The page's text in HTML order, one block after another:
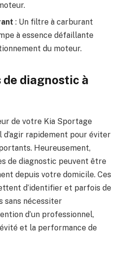
: Un filtre à carburant
à essence défaillante
du moteur.
diagnostic à
de votre Kia Sportage
d’agir rapidement pour éviter
Heureusement,
de diagnostic peuvent être
depuis votre domicile. Ces
d’identifier et parfois de
sans nécessiter
d’un professionnel,
et la performance de